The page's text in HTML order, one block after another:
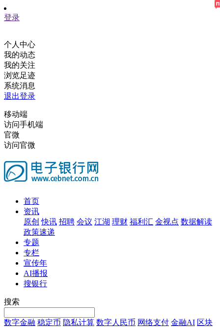
登录
个人中心
我的动态
我的关注
浏览足迹
系统消息
退出登录
移动端
访问手机端
官微
访问官微
首页
资讯
原创 快讯 招聘 会议 江湖 理财 福利汇 金视点 数据解读
政策速递
专题
专栏
宣传年
AI播报
搜银行
搜索
数字金融 稳定币 隐私计算 数字人民币 网络支付 金融AI 区块